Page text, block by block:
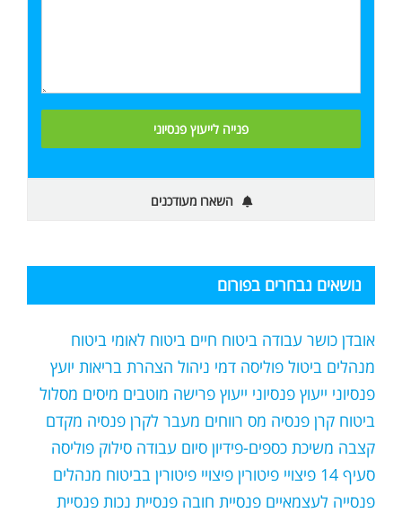
השארו מעודכנים
נושאים נבחרים בפורום
אובדן כושר עבודה ביטוח חיים ביטוח לאומי ביטוח
מנהלים ביטול פוליסה דמי ניהול הצהרת בריאות יועץ
פנסיוני ייעוץ פנסיוני ייעוץ פרישה מוטבים מיסים מסלול
ביטוח קרן פנסיה מס רווחים מעבר לקרן פנסיה מקדם
קצבה משיכת כספים-פידיון סיום עבודה סילוק פוליסה
סעיף 14
פיצויי פיטורין פיצויי פיטורין בביטוח מנהלים
פנסייה לעצמאיים פנסיית חובה פנסיית נכות פנסיית